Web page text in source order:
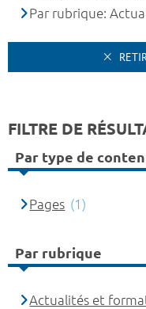
Par rubrique:
FILTRE DE
Par type de
Pages (1)
Par rubrique
Actualités et